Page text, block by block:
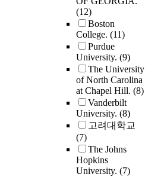
(12)
Boston
College. (11)
Purdue
University. (9)
The University
of North Carolina
at Chapel Hill. (8)
Vanderbilt
University. (8)
고려대학교
(7)
The Johns
Hopkins
University. (7)